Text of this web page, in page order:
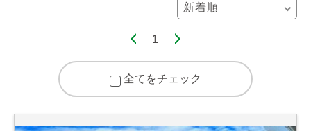
1
全てをチェック